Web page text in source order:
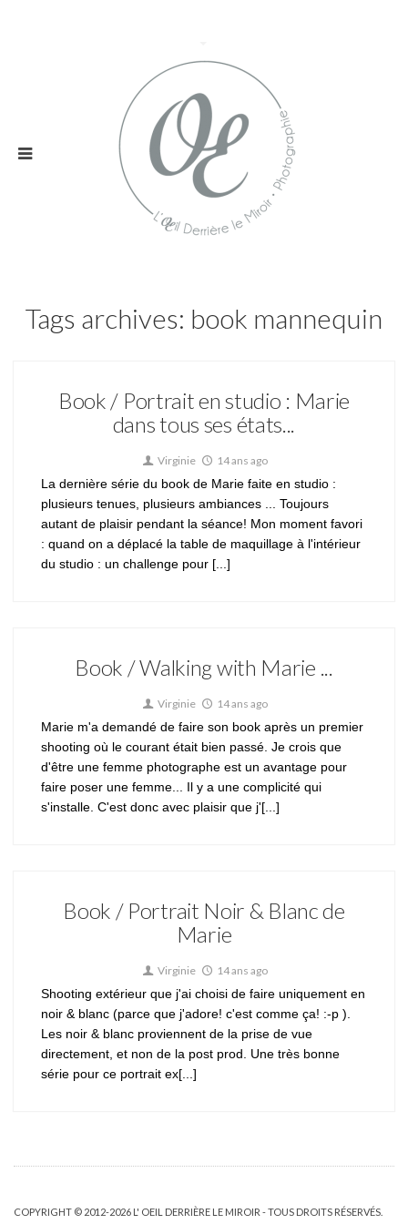
Tags archives: book mannequin
Book / Portrait en studio : Marie
dans tous ses états...
Virginie 14 ans ago
La dernière série du book de Marie faite en studio :
plusieurs tenues, plusieurs ambiances ... Toujours
autant de plaisir pendant la séance! Mon moment favori
: quand on a déplacé la table de maquillage à l'intérieur
du studio : un challenge pour [...]
Book / Walking with Marie ...
Virginie 14 ans ago
Marie m'a demandé de faire son book après un premier
shooting où le courant était bien passé. Je crois que
d'être une femme photographe est un avantage pour
faire poser une femme... Il y a une complicité qui
s'installe. C'est donc avec plaisir que j'[...]
Book / Portrait Noir & Blanc de
Marie
Virginie 14 ans ago
Shooting extérieur que j'ai choisi de faire uniquement en
noir & blanc (parce que j'adore! c'est comme ça! :-p ).
Les noir & blanc proviennent de la prise de vue
directement, et non de la post prod. Une très bonne
série pour ce portrait ex[...]
COPYRIGHT © 2012-2026 L' OEIL DERRIÈRE LE MIROIR - TOUS DROITS RÉSERVÉS.